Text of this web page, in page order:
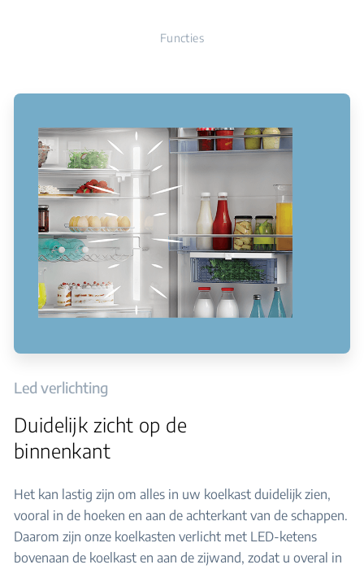
Functies
Led verlichting
Duidelijk zicht op de
binnenkant
Het kan lastig zijn om alles in uw koelkast duidelijk zien,
vooral in de hoeken en aan de achterkant van de schappen.
Daarom zijn onze koelkasten verlicht met LED-ketens
bovenaan de koelkast en aan de zijwand, zodat u overal in